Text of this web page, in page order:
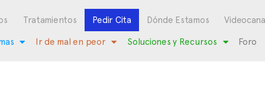
Tratamientos Pedir Cita Dónde Estamos
Ir de mal en peor Soluciones y Recursos Foro